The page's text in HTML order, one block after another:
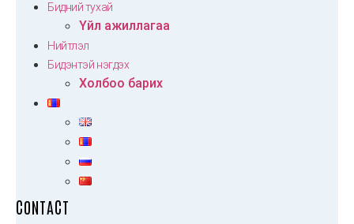
Бидний тухай
Үйл ажиллагаа
Нийтлэл
Бидэнтэй нэгдэх
Холбоо барих
CONTACT